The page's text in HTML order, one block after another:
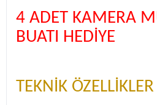
4 ADET KAMERA
BUATI HEDİYE
TEKNİK ÖZELLİKLER